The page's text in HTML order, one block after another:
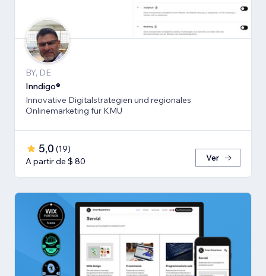
BY, DE
Inndigo®
Innovative Digitalstrategien und regionales
Onlinemarketing für KMU
5,0 (19)
A partir de $ 80
Ver